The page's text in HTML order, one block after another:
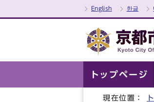
English 한글
トップページ
現在位置：